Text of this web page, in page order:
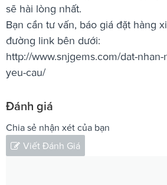
sẽ hài lòng nhất.
Bạn cần tư vấn, báo giá đặt hàng
đường link bên dưới:
http://www.snjgems.com/dat-
yeu-cau/
Đánh giá
Chia sẻ nhận xét của bạn
Viết Đánh Giá